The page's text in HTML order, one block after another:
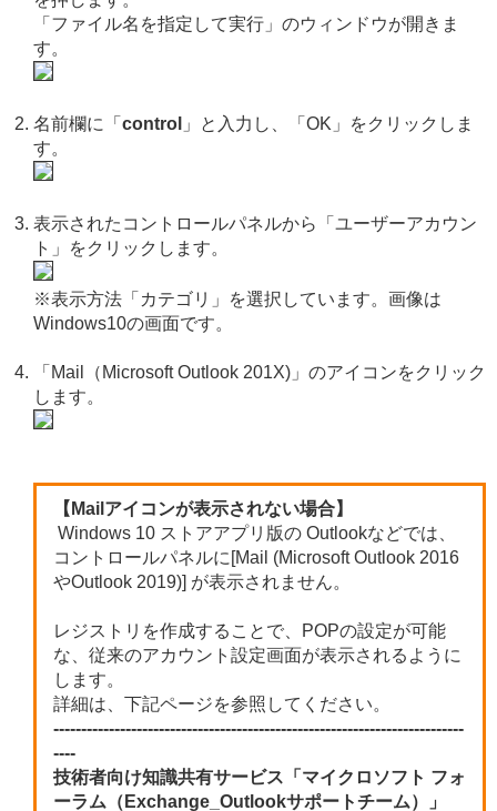
「ファイル名を指定して実行」のウィンドウが開きま
す。
名前欄に「 control 」と入力し、「OK」をクリックしま
す。
表示されたコントロールパネルから「ユーザーアカウン
ト」をクリックします。
※表示方法「カテゴリ」を選択しています。画像は
Windows10の画面です。
「Mail（Microsoft Outlook 201X)」のアイコンをクリック
します。
【Mailアイコンが表示されない場合】
Windows 10 ストアアプリ版の Outlookなどでは、
コントロールパネルに[Mail (Microsoft Outlook 2016
やOutlook 2019)] が表示されません。
レジストリを作成することで、POPの設定が可能
な、従来のアカウント設定画面が表示されるように
します。
詳細は、下記ページを参照してください。
--------------------------------------------------------------------------
----
技術者向け知識共有サービス「マイクロソフト フォ
ーラム（Exchange_Outlookサポートチーム）」